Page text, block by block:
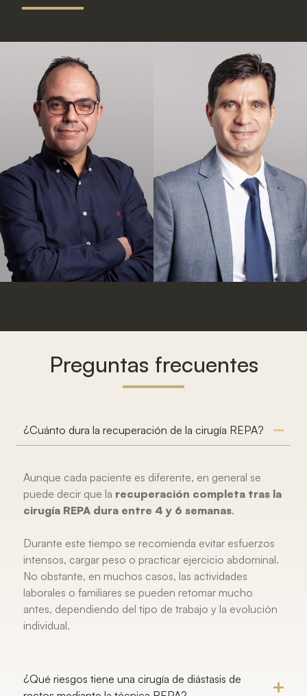
Dr. Karim
Muffak
Granero
Dr. Francisco
Huertas Peña
Preguntas frecuentes
¿Cuánto dura la recuperación de la cirugía REPA?
Aunque cada paciente es diferente, en general se
puede decir que la recuperación completa tras la
cirugía REPA dura entre 4 y 6 semanas.
Durante este tiempo se recomienda evitar esfuerzos
intensos, cargar peso o practicar ejercicio abdominal.
No obstante, en muchos casos, las actividades
laborales o familiares se pueden retomar mucho
antes, dependiendo del tipo de trabajo y la evolución
individual.
¿Qué riesgos tiene una cirugía de diástasis de